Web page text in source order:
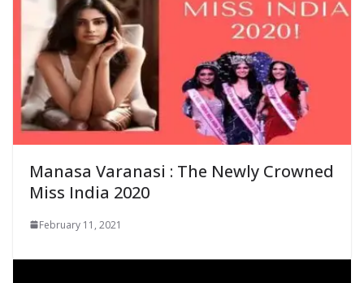
Manasa Varanasi : The Newly Crowned
Miss India 2020
February 11, 2021